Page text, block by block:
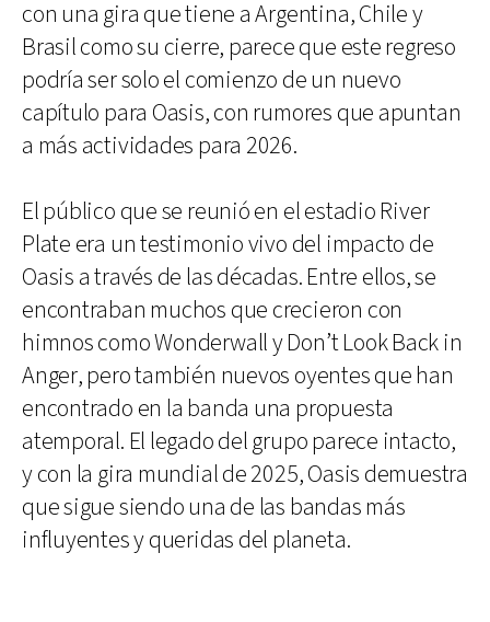
con una gira que tiene a Argentina, Chile y
Brasil como su cierre, parece que este regreso
podría ser solo el comienzo de un nuevo
capítulo para Oasis, con rumores que apuntan
a más actividades para 2026.
El público que se reunió en el estadio River
Plate era un testimonio vivo del impacto de
Oasis a través de las décadas. Entre ellos, se
encontraban muchos que crecieron con
himnos como Wonderwall y Don’t Look Back in
Anger, pero también nuevos oyentes que han
encontrado en la banda una propuesta
atemporal. El legado del grupo parece intacto,
y con la gira mundial de 2025, Oasis demuestra
que sigue siendo una de las bandas más
influyentes y queridas del planeta.